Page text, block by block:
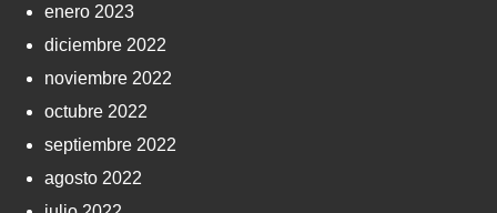
enero 2023
diciembre 2022
noviembre 2022
octubre 2022
septiembre 2022
agosto 2022